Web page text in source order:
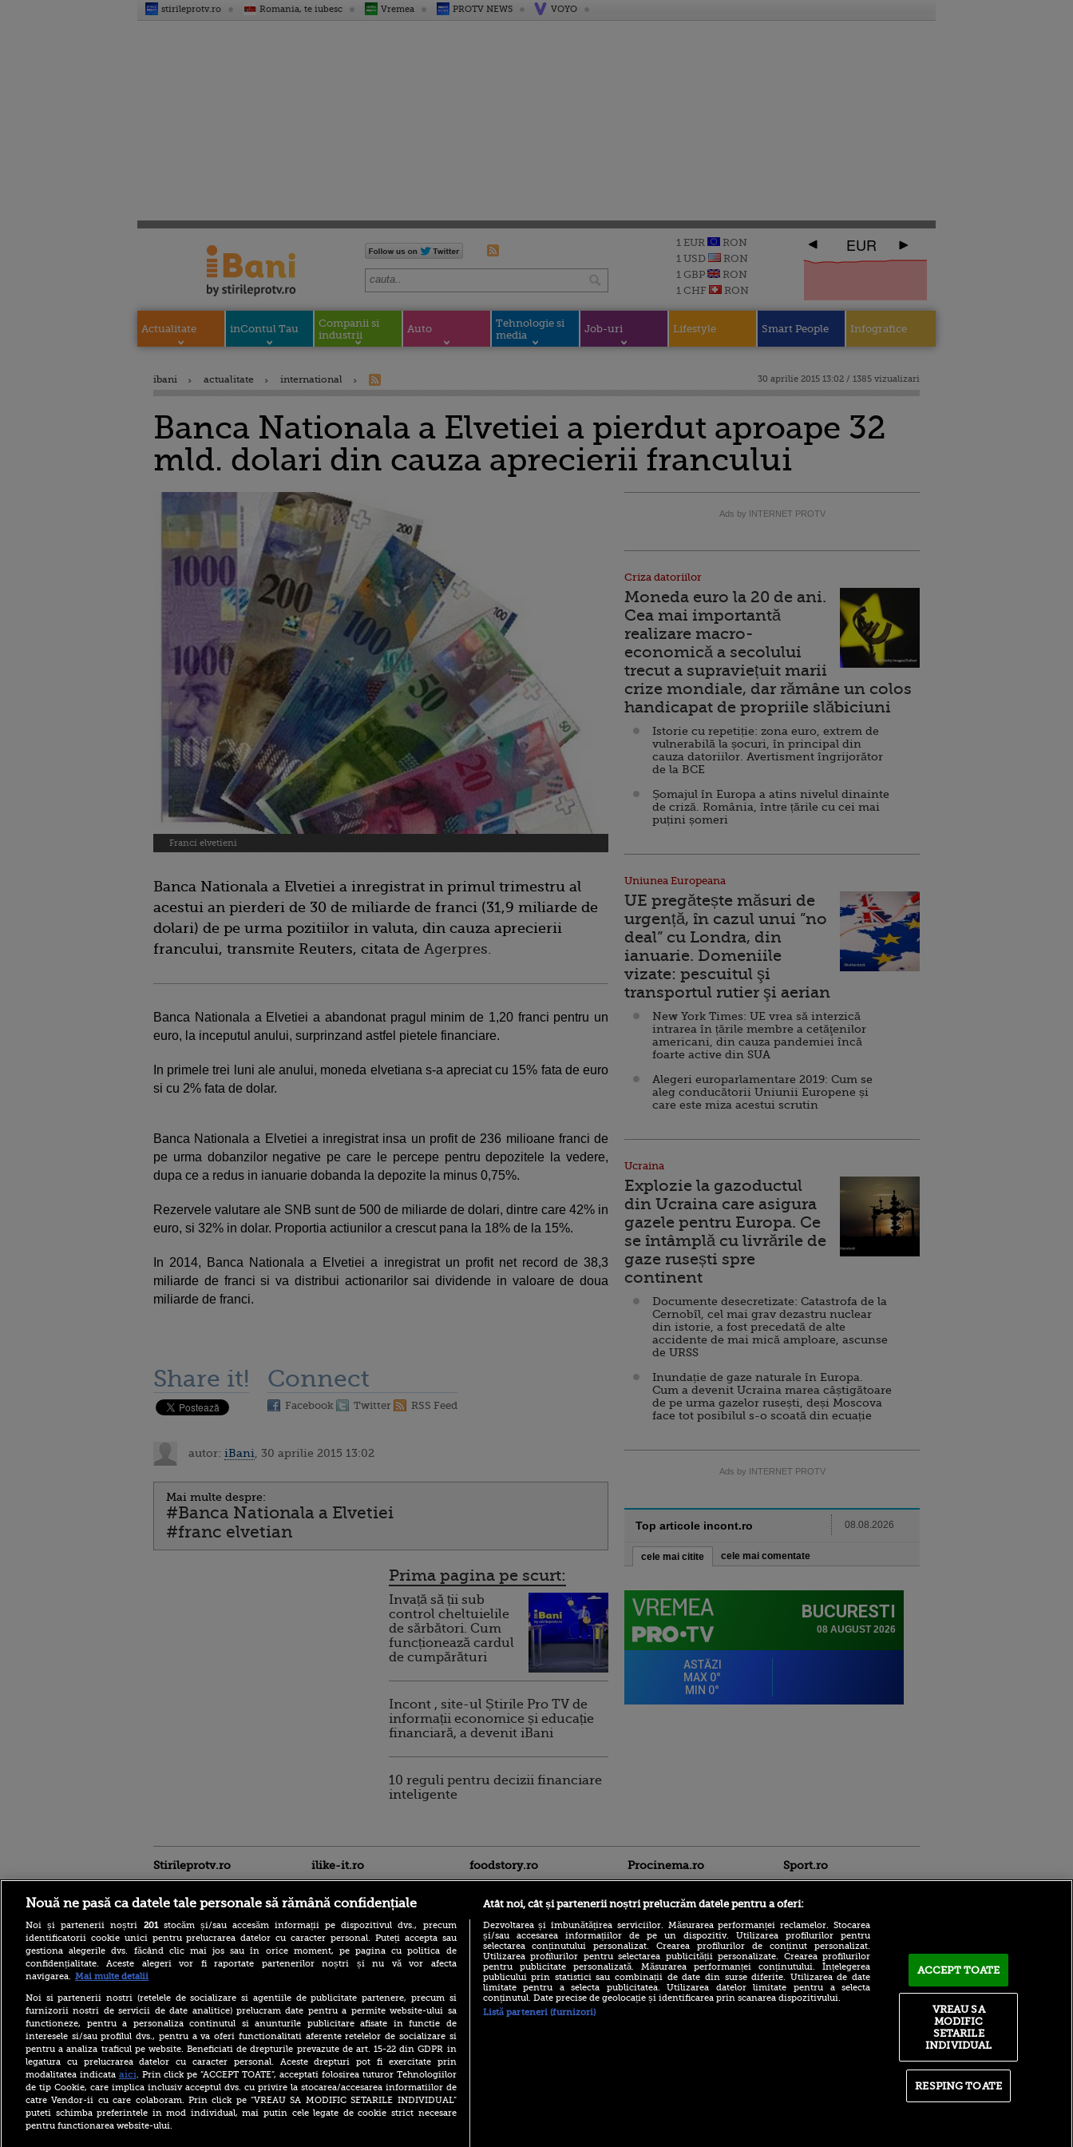
stirileprotv.ro Romania, te iubesc Vremea PROTV NEWS VOYO
1 EUR
RON
1 USD
RON
1 GBP
RON
1 CHF
RON
EUR
Actualitate inContul Tau
Companii si
industrii
Auto
Tehnologie si
media
Job-uri Lifestyle Smart People Infografice
ibani actualitate international 30 aprilie 2015 13:02 / 1385 vizualizari
Banca Nationala a Elvetiei a pierdut aproape 32
mld. dolari din cauza aprecierii francului
Franci elvetieni
Banca Nationala a Elvetiei a inregistrat in primul trimestru al
acestui an pierderi de 30 de miliarde de franci (31,9 miliarde de
dolari) de pe urma pozitiilor in valuta, din cauza aprecierii
francului, transmite Reuters, citata de Agerpres.
Banca Nationala a Elvetiei a abandonat pragul minim de 1,20 franci pentru un
euro, la inceputul anului, surprinzand astfel pietele financiare.
In primele trei luni ale anului, moneda elvetiana s-a apreciat cu 15% fata de euro
si cu 2% fata de dolar.
Banca Nationala a Elvetiei a inregistrat insa un profit de 236 milioane franci de
pe urma dobanzilor negative pe care le percepe pentru depozitele la vedere,
dupa ce a redus in ianuarie dobanda la depozite la minus 0,75%.
Rezervele valutare ale SNB sunt de 500 de miliarde de dolari, dintre care 42% in
euro, si 32% in dolar. Proportia actiunilor a crescut pana la 18% de la 15%.
In 2014, Banca Nationala a Elvetiei a inregistrat un profit net record de 38,3
miliarde de franci si va distribui actionarilor sai dividende in valoare de doua
miliarde de franci.
Share it! Connect
Facebook Twitter RSS Feed
autor: iBani , 30 aprilie 2015 13:02
Mai multe despre:
#Banca Nationala a Elvetiei
#franc elvetian
Prima pagina pe scurt:
Invață să ții sub
control cheltuielile
de sărbători. Cum
funcționează cardul
de cumpărături
Incont , site-ul Știrile Pro TV de
informații economice și educație
financiară, a devenit iBani
10 reguli pentru decizii financiare
inteligente
Ads by INTERNET PROTV
Criza datoriilor
Moneda euro la 20 de ani.
Cea mai importantă
realizare macro-
economică a secolului
trecut a supraviețuit marii
crize mondiale, dar rămâne un colos
handicapat de propriile slăbiciuni
Istorie cu repetiție: zona euro, extrem de
vulnerabilă la șocuri, în principal din
cauza datoriilor. Avertisment îngrijorător
de la BCE
Șomajul în Europa a atins nivelul dinainte
de criză. România, între țările cu cei mai
puțini șomeri
Uniunea Europeana
UE pregătește măsuri de
urgență, în cazul unui ”no
deal” cu Londra, din
ianuarie. Domeniile
vizate: pescuitul şi
transportul rutier şi aerian
New York Times: UE vrea să interzică
intrarea în țările membre a cetăţenilor
americani, din cauza pandemiei încă
foarte active din SUA
Alegeri europarlamentare 2019: Cum se
aleg conducătorii Uniunii Europene și
care este miza acestui scrutin
Ucraina
Explozie la gazoductul
din Ucraina care asigura
gazele pentru Europa. Ce
se întâmplă cu livrările de
gaze rusești spre
continent
Documente desecretizate: Catastrofa de la
Cernobîl, cel mai grav dezastru nuclear
din istorie, a fost precedată de alte
accidente de mai mică amploare, ascunse
de URSS
Inundație de gaze naturale în Europa.
Cum a devenit Ucraina marea câștigătoare
de pe urma gazelor rusești, deși Moscova
face tot posibilul s-o scoată din ecuație
Ads by INTERNET PROTV
Top articole incont.ro 08.08.2026
cele mai citite cele mai comentate
Stirileprotv.ro
apartament dintr-un bloc
din Oradea. Proprietara a
fost găsită moartă de către
pompieri
Cod galben de inundații în
România. Mai multe râuri
pot avea creșteri rapide ale
debitelor
Alertă în Bulgaria: O dronă
dinspre România a explodat
lângă un gazoduct.
ilike-it.ro foodstory.ro
(P) Descoperă Lumea
Evenimentelor din România
cu Transilvania Events!
Procinema.ro
Nikolaj Coster-Waldau din
Urzeala Tronurilor și
Sport.ro
Planul lui Cristi Chivu la
Inter Milano după plecarea
lui Dumfries. Ținta
Nouă ne pasă ca datele tale personale să rămână confidențiale
Noi și partenerii noștri 201stocăm și/sau accesăm informații pe dispozitivul dvs., precum
identificatorii cookie unici pentru prelucrarea datelor cu caracter personal. Puteți accepta sau
gestiona alegerile dvs. făcând clic mai jos sau în orice moment, pe pagina cu politica de
confidențialitate. Aceste alegeri vor fi raportate partenerilor noștri și nu vă vor afecta
navigarea. Mai multe detalii
Noi si partenerii nostri (retelele de socializare si agentiile de publicitate partenere, precum si
furnizorii nostri de servicii de date analitice) prelucram date pentru a permite website-ului sa
functioneze, pentru a personaliza continutul si anunturile publicitare afisate in functie de
interesele si/sau profilul dvs., pentru a va oferi functionalitati aferente retelelor de socializare si
pentru a analiza traficul pe website. Beneficiati de drepturile prevazute de art. 15-22 din GDPR in
legatura cu prelucrarea datelor cu caracter personal. Aceste drepturi pot fi exercitate prin
modalitatea indicata aici. Prin click pe “ACCEPT TOATE”, acceptati folosirea tuturor Tehnologiilor
de tip Cookie, care implica inclusiv acceptul dvs. cu privire la stocarea/accesarea informatiilor de
catre Vendor-ii cu care colaboram. Prin click pe “VREAU SA MODIFIC SETARILE INDIVIDUAL”
puteti schimba preferintele in mod individual, mai putin cele legate de cookie strict necesare
pentru functionarea website-ului.
Atât noi, cât și partenerii noștri prelucrăm datele pentru a oferi:
Dezvoltarea și îmbunătățirea serviciilor. Măsurarea performanței reclamelor. Stocarea
și/sau accesarea informațiilor de pe un dispozitiv. Utilizarea profilurilor pentru
selectarea conținutului personalizat. Crearea profilurilor de conținut personalizat.
Utilizarea profilurilor pentru selectarea publicității personalizate. Crearea profilurilor
pentru publicitate personalizată. Măsurarea performanței conținutului. Înțelegerea
publicului prin statistici sau combinații de date din surse diferite. Utilizarea de date
limitate pentru a selecta publicitatea. Utilizarea datelor limitate pentru a selecta
conținutul. Date precise de geolocație și identificarea prin scanarea dispozitivului.
Listă parteneri (furnizori)
ACCEPT TOATE
RESPING TOATE
VREAU SA
MODIFIC
SETARILE
INDIVIDUAL